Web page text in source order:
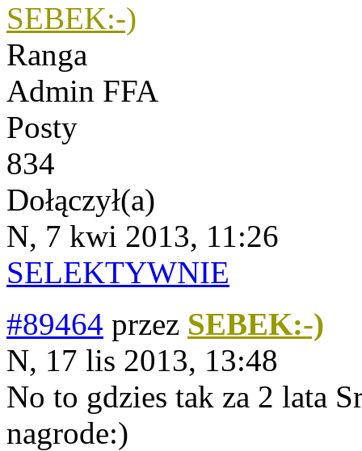
SEBEK:-)
Ranga
Admin FFA
Posty
834
Dołączył(a)
N, 7 kwi 2013, 11:26
SELEKTYWNIE
#89464 przez SEBEK:-)
N, 17 lis 2013, 13:48
No to gdzies tak za 2 lata
nagrode:)